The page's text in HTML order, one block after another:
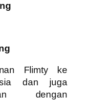
Flimty ke
dan juga
dengan